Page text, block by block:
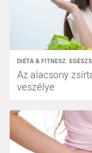
DIÉTA & FITNESZ
Az alacsony
veszélye